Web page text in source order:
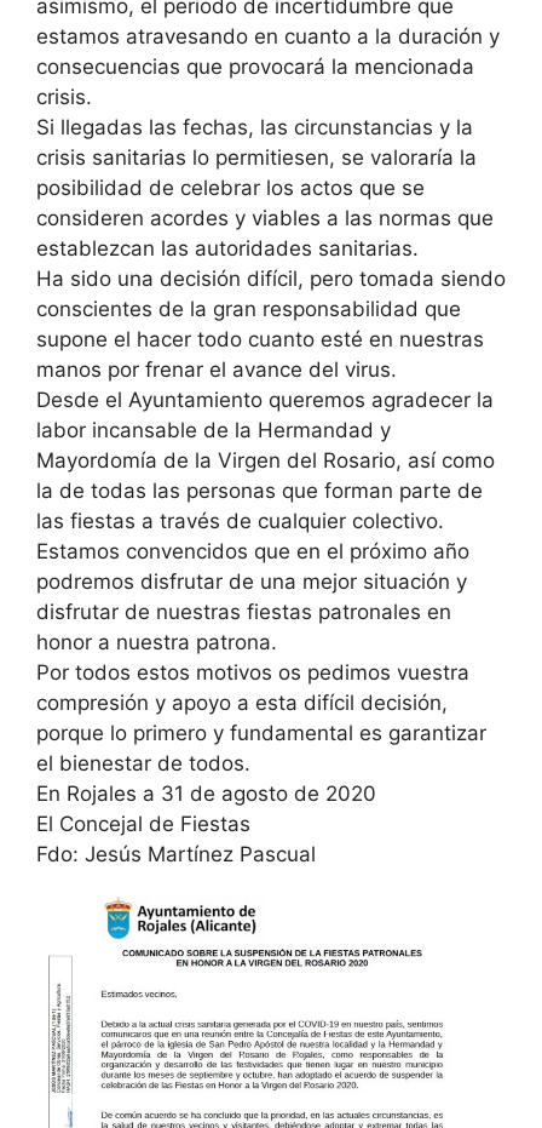
asimismo, el periodo de incertidumbre que
estamos atravesando en cuanto a la duración y
consecuencias que provocará la mencionada
crisis.
Si llegadas las fechas, las circunstancias y la
crisis sanitarias lo permitiesen, se valoraría la
posibilidad de celebrar los actos que se
consideren acordes y viables a las normas que
establezcan las autoridades sanitarias.
Ha sido una decisión difícil, pero tomada siendo
conscientes de la gran responsabilidad que
supone el hacer todo cuanto esté en nuestras
manos por frenar el avance del virus.
Desde el Ayuntamiento queremos agradecer la
labor incansable de la Hermandad y
Mayordomía de la Virgen del Rosario, así como
la de todas las personas que forman parte de
las fiestas a través de cualquier colectivo.
Estamos convencidos que en el próximo año
podremos disfrutar de una mejor situación y
disfrutar de nuestras fiestas patronales en
honor a nuestra patrona.
Por todos estos motivos os pedimos vuestra
compresión y apoyo a esta difícil decisión,
porque lo primero y fundamental es garantizar
el bienestar de todos.
En Rojales a 31 de agosto de 2020
El Concejal de Fiestas
Fdo: Jesús Martínez Pascual